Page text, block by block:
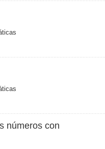
números con